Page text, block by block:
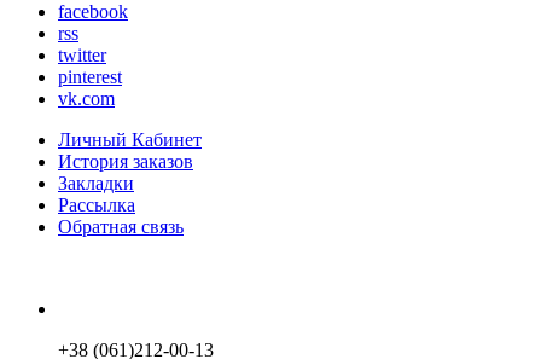
facebook
rss
twitter
pinterest
vk.com
Личный Кабинет
История заказов
Закладки
Рассылка
Обратная связь
+38 (061)212-00-13